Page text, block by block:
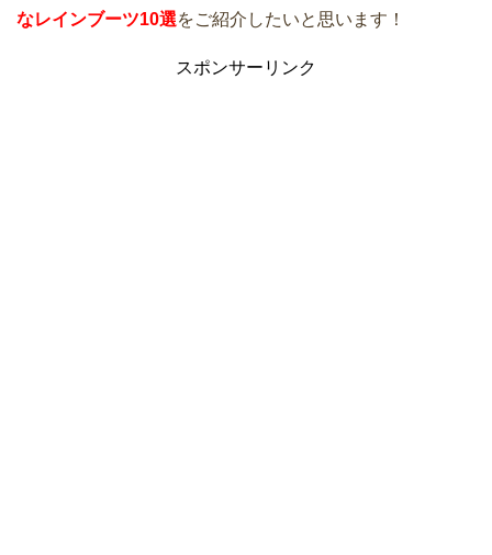
なレインブーツ10選をご紹介したいと思います！
スポンサーリンク